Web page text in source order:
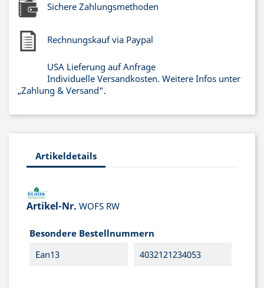
Sichere Zahlungsmethoden
Rechnungskauf via Paypal
USA Lieferung auf Anfrage
Individuelle Versandkosten. Weitere Infos unter
„Zahlung & Versand“.
Artikeldetails
Artikel-Nr. WOFS RW
Besondere Bestellnummern
Ean13
4032121234053